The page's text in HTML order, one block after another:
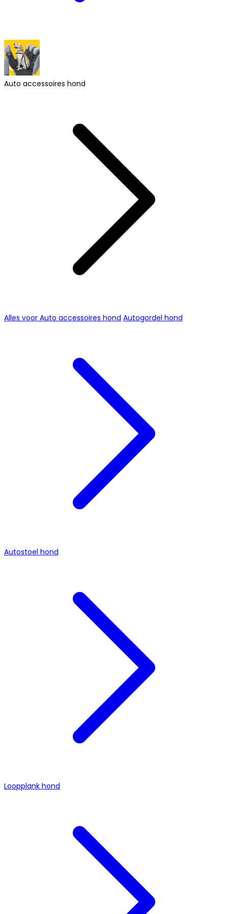
Auto accessoires hond
Alles voor Auto accessoires hond Autogordel hond
Autostoel hond
Loopplank hond